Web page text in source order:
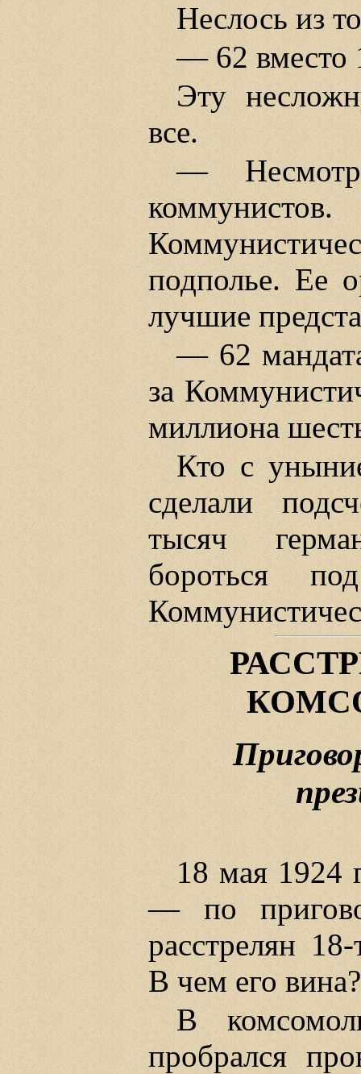
Неслось из
— 62 вместо
Эту
все.
—
подполье. Ее
лучшие
— 62
за
миллиона
Кто с
сделали
тысяч
бороться
18 мая 1924
— по
расстрелян
В чем его вина?
В
пробрался